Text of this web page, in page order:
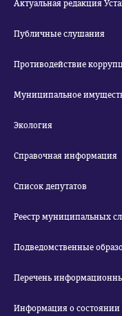
Актуальная редакция
Публичные слушания
Противодействие
Муниципальное
Экология
Справочная информация
Список депутатов
Реестр муниципальных
Подведомственные
Перечень
Информация о